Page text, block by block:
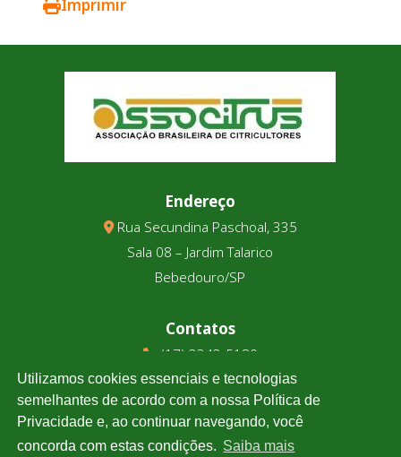
Imprimir
Endereço
Rua Secundina Paschoal, 335
Sala 08 – Jardim Talarico
Bebedouro/SP
Contatos
(17) 3343-5180
(17) 99123-9831
Cotação
Utilizamos cookies essenciais e tecnologias
semelhantes de acordo com a nossa Política de
Privacidade e, ao continuar navegando, você
concorda com estas condições. Saiba mais